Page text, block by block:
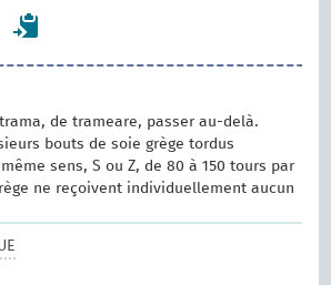
de trameare, passer au-delà.
bouts de soie grège tordus
sens, S ou Z, de 80 à 150 tours par
ne reçoivent individuellement aucun